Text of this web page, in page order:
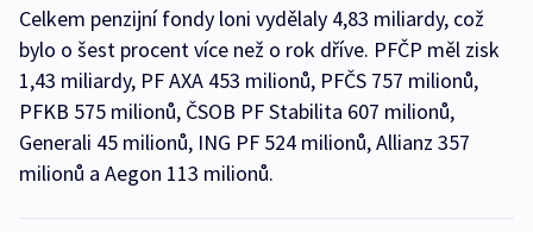
Celkem penzijní fondy loni vydělaly 4,83 miliardy, což
bylo o šest procent více než o rok dříve. PFČP měl zisk
1,43 miliardy, PF AXA 453 milionů, PFČS 757 milionů,
PFKB 575 milionů, ČSOB PF Stabilita 607 milionů,
Generali 45 milionů, ING PF 524 milionů, Allianz 357
milionů a Aegon 113 milionů.